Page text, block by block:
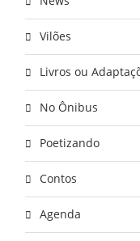
Vilões
Livros ou
No Ônibus
Poetizando
Contos
Agenda